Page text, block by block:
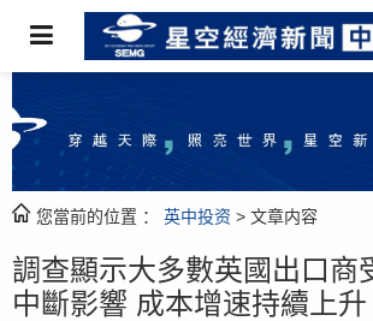
您當前的位置 ： 英中投资 > 文章内容
調查顯示大多數英國出口商
中斷影響 成本增速持續上升